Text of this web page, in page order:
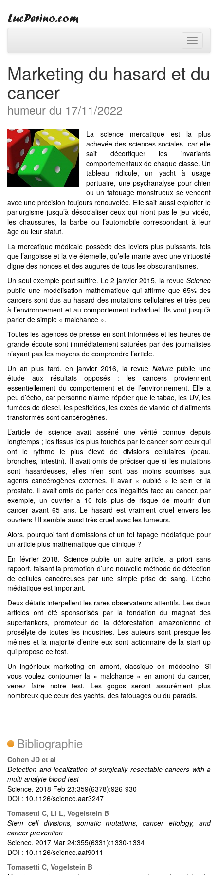
Toggle
Marketing du hasard et du
cancer
humeur du 17/11/2022
La science mercatique est la plus
achevée des sciences sociales, car elle
sait décortiquer les invariants
comportementaux de chaque classe. Un
tableau ridicule, un yacht à usage
portuaire, une psychanalyse pour chien
ou un tatouage monstrueux se vendent
avec une précision toujours renouvelée. Elle sait aussi exploiter le
panurgisme jusqu’à désocialiser ceux qui n’ont pas le jeu vidéo,
les chaussures, la barbe ou l’automobile correspondant à leur
âge ou leur statut.
La mercatique médicale possède des leviers plus puissants, tels
que l’angoisse et la vie éternelle, qu’elle manie avec une virtuosité
digne des nonces et des augures de tous les obscurantismes.
Un seul exemple peut suffire. Le 2 janvier 2015, la revue Science
publie une modélisation mathématique qui affirme que 65% des
cancers sont dus au hasard des mutations cellulaires et très peu
à l’environnement et au comportement individuel. Ils vont jusqu’à
parler de simple « malchance ».
Toutes les agences de presse en sont informées et les heures de
grande écoute sont immédiatement saturées par des journalistes
n’ayant pas les moyens de comprendre l’article.
Un an plus tard, en janvier 2016, la revue Naturepublie une
étude aux résultats opposés : les cancers proviennent
essentiellement du comportement et de l’environnement. Elle a
peu d’écho, car personne n’aime répéter que le tabac, les UV, les
fumées de diesel, les pesticides, les excès de viande et d’aliments
transformés sont cancérogènes.
L’article de science avait asséné une vérité connue depuis
longtemps ; les tissus les plus touchés par le cancer sont ceux qui
ont le rythme le plus élevé de divisions cellulaires (peau,
bronches, intestin). Il avait omis de préciser que si les mutations
sont hasardeuses, elles n’en sont pas moins soumises aux
agents cancérogènes externes. Il avait « oublié » le sein et la
prostate. Il avait omis de parler des inégalités face au cancer, par
exemple, un ouvrier a 10 fois plus de risque de mourir d’un
cancer avant 65 ans. Le hasard est vraiment cruel envers les
ouvriers ! Il semble aussi très cruel avec les fumeurs.
Alors, pourquoi tant d’omissions et un tel tapage médiatique pour
un article plus mathématique que clinique ?
En février 2018, Science publie un autre article, a priori sans
rapport, faisant la promotion d’une nouvelle méthode de détection
de cellules cancéreuses par une simple prise de sang. L’écho
médiatique est important.
Deux détails interpellent les rares observateurs attentifs. Les deux
articles ont été sponsorisés par la fondation du magnat des
supertankers, promoteur de la déforestation amazonienne et
prosélyte de toutes les industries. Les auteurs sont presque les
mêmes et la majorité d’entre eux sont actionnaire de la start-up
qui propose ce test.
Un ingénieux marketing en amont, classique en médecine. Si
vous voulez contourner la « malchance » en amont du cancer,
venez faire notre test. Les gogos seront assurément plus
nombreux que ceux des yachts, des tatouages ou du paradis.
Bibliographie
Cohen JD et al
Detection and localization of surgically resectable cancers with a
multi-analyte blood test
Science. 2018 Feb 23;359(6378):926-930
DOI : 10.1126/science.aar3247
Tomasetti C, Li L, Vogelstein B
Stem cell divisions, somatic mutations, cancer etiology, and
cancer prevention
Science. 2017 Mar 24;355(6331):1330-1334
DOI : 10.1126/science.aaf9011
Tomasetti C, Vogelstein B